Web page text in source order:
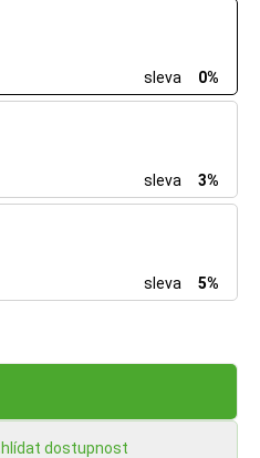
sleva
0%
sleva
3%
sleva
5%
hlídat dostupnost